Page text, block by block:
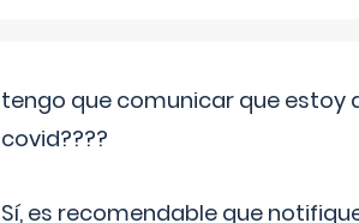
tengo que comunicar que estoy
covid????
Sí, es recomendable que